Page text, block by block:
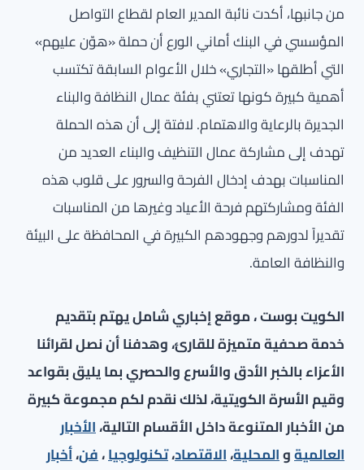
من جانبها، أكدت نائبة المدير العام لقطاع التواصل
المؤسسي في البنك أماني الورع أن حملة «هوّن عليهم»
التي أطلقها «التجاري» خلال الأعوام السابقة تكتسب
أهمية كبيرة كونها تعتني بفئة عمال النظافة والبناء
الجديرة بالرعاية والاهتمام. لافتة إلى أن هذه الحملة
تهدف إلى مشاركة عمال التنظيف والبناء العديد من
المناسبات بهدف إدخال الفرحة والسرور على قلوب هذه
الفئة ومشاركتهم فرحة الأعياد وغيرها من المناسبات
تقديراً لدورهم وجهودهم الكبيرة في المحافظة على البيئة
والنظافة العامة.
الكويت بوست ، موقع إخباري شامل يهتم بتقديم
خدمة صحفية متميزة للقارئ، وهدفنا أن نصل لقرائنا
الأعزاء بالخبر الأدق والأسرع والحصري بما يليق بقواعد
وقيم الأسرة الكويتية، لذلك نقدم لكم مجموعة كبيرة
من الأخبار المتنوعة داخل الأقسام التالية،الأخبار
العالميةوالمحلية،الاقتصاد،تكنولوجيا،فن،أخبار